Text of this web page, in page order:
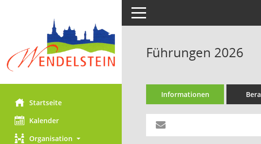
Startseite
Kalender
Organisation
Toggle navigation
Führungen 2026
Informationen